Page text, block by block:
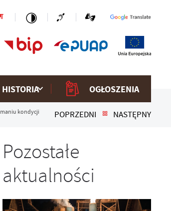
HISTORIA OGŁOSZENIA
kondycji POPRZEDNI NASTĘPNY
Pozostałe
aktualności